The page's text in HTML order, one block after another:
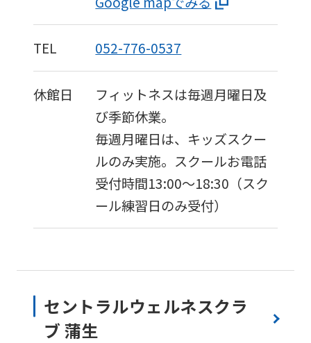
TEL 052-776-0537
休館日
フィットネスは毎週月曜日及
び季節休業。
毎週月曜日は、キッズスクー
ルのみ実施。スクールお電話
受付時間13:00～18:30（スク
ール練習日のみ受付）
セントラルウェルネスクラ
ブ 蒲生
differ
from
the
original
content.
We
ask
that
you
fully
understand
before
using
the